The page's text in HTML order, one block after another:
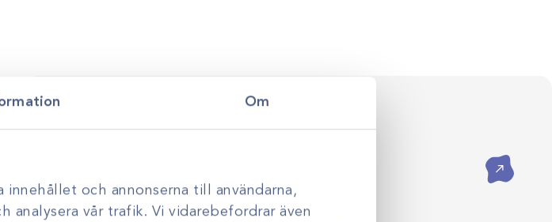
Om
och annonserna till användarna,
vår trafik. Vi vidarebefordrar även
Kontakta oss för personlig rådgivning
Vi stöttar dig i allt från produktval till klinikens långsiktiga